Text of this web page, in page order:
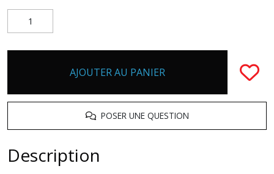
AJOUTER AU PANIER
POSER UNE QUESTION
Description